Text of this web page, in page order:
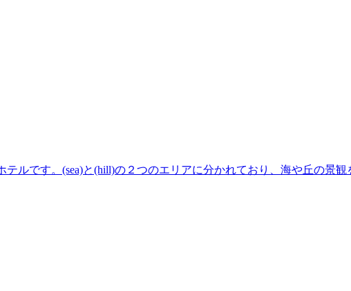
ルです。(sea)と(hill)の２つのエリアに分かれており、海や丘の景観